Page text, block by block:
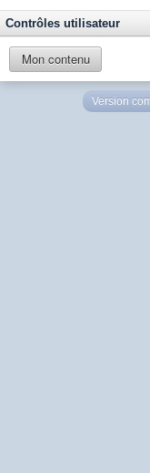
Contrôles utilisateur
Mon contenu
Version